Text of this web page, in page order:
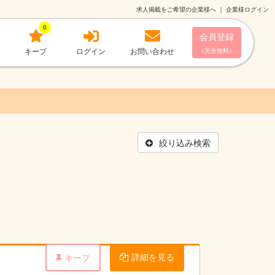
求人掲載をご希望の企業様へ ｜ 企業様ログイン
キープ
0
ログイン お問い合わせ
会員登録
（完全無料）
絞り込み検索
キープ 詳細を見る